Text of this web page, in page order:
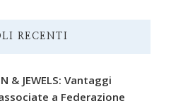
RECENTI
& JEWELS: Vantaggi
a Federazione